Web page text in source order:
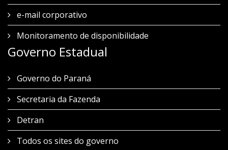
e-mail corporativo
Monitoramento de disponibilidade
Governo Estadual
Governo do Paraná
Secretaria da Fazenda
Detran
Todos os sites do governo